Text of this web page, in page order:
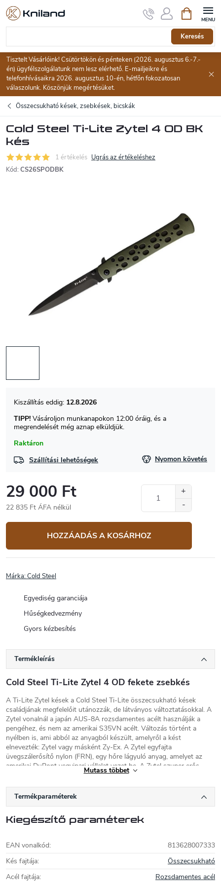
Ugrás
tartalomhoz
Keresés
Tisztelt Vásárlóink! Csütörtökön és pénteken (2026. augusztus 6.-7.-
én) ügyfélszolgálatunk nem lesz elérhető. E-mailjeikre és
telefonhívásaikra 2026. augusztus 10-én, hétfőn fokozatosan
válaszolunk. Köszönjük megértésüket.
Összecsukható kések, zsebkések, bicskák
Cold Steel Ti-Lite Zytel 4 OD BK
kés
1 értékelés Ugrás az értékeléshez
Kód: CS26SPODBK
Raktáron
12.8.2026
TIPP! Vásároljon munkanapokon 12:00 óráig, és a
megrendelését még aznap elküldjük.
Szállítási lehetőségek Nyomon követés
29 000 Ft
22 835 Ft ÁFA nélkül
HOZZÁADÁS A KOSÁRHOZ
Márka:Cold Steel
Egyediség garanciája
Hűségkedvezmény
Gyors kézbesítés
Termékleírás
Cold Steel Ti-Lite Zytel 4 OD fekete zsebkés
A Ti-Lite Zytel kések a Cold Steel Ti-Lite összecsukható kések
családjának megfelelőit utánozzák, de látványos változtatásokkal. A
Zytel vonalnál a japán AUS-8A rozsdamentes acélt használják a
pengéhez, és nem az amerikai S35VN acélt. Változás történt a
nyélben is, ami abból az anyagból készült, amelyről a kést
elnevezték: Zytel vagy másként Zy-Ex. A Zytel egyfajta
üvegszálerősítő nylon (FRN), egy hőre lágyuló anyag, amelyet az
amerikai DuPont vegyipari vállalat vezet be. A Zytel szuper erős,
ellenáll a hajlításnak, kopásnak és gyakorlatilag elpusztíthatatlan.
erősebb, mint Ti-Lite elődei, súlya pedig 113g. A penge spear point
alakú, mérete 10 cm, teljes hossza 22 cm. A késnek fekete felületű
egy linerlock a Cold Steel márka által szabadalmaztatott másodlagos
a Ti-Lites egy kicsi, de nem feltűnő acél zsebcsipesszel van
felszerelve. Nyitás csappal.
Cold Steel kések
Mutass többet
Termékparaméterek
Kiegészítő paraméterek
EAN vonalkód:
813628007333
Kés fajtája:
Összecsukható
Acél fajtája:
Rozsdamentes acél